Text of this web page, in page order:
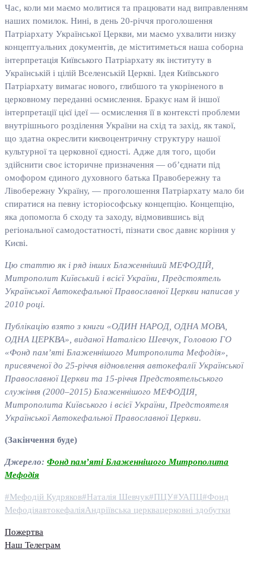
Час, коли ми маємо молитися та працювати над виправленням
наших помилок. Нині, в день 20-річчя проголошення
Патріархату Української Церкви, ми маємо ухвалити низку
концептуальних документів, де міститиметься наша соборна
інтерпретація Київського Патріархату як інституту в
Українській і цілій Вселенській Церкві. Ідея Київського
Патріархату вимагає нового, глибшого та укоріненого в
церковному переданні осмислення. Бракує нам й іншої
інтерпретації цієї ідеї — осмислення її в контексті проблеми
внутрішнього розділення України на схід та захід, як такої,
що здатна окреслити києвоцентричну структуру нашої
культурної та церковної єдності. Адже для того, щоби
здійснити своє історичне призначення — об’єднати під
омофором єдиного духовного батька Правобережну та
Лівобережну Україну, — проголошення Патріархату мало би
спиратися на певну історіософську концепцію. Концепцію,
яка допомогла б сходу та заходу, відмовившись від
регіональної самодостатності, пізнати своє давнє коріння у
Києві.
Цю статтю як і ряд інших Блаженніший МЕФОДІЙ,
Митрополит Київський і всієї України, Предстоятель
Української Автокефальної Православної Церкви написав у
2010 році.
Публікацію взято з книги «ОДИН НАРОД, ОДНА МОВА,
ОДНА ЦЕРКВА», виданої Наталією Шевчук, Головою ГО
«Фонд пам’яті Блаженнішого Митрополита Мефодія»,
присвяченої до 25-річчя відновлення автокефалії Української
Православної Церкви та 15-річчя Предстоятельського
служіння (2000–2015) Блаженнішого МЕФОДІЯ,
Митрополита Київського і всієї України, Предстоятеля
Української Автокефальної Православної Церкви.
(Закінчення буде)
Джерело: Фонд пам’яті Блаженнішого Митрополита
Мефодія
#Мефодій Кудряков#Наталія Шевчук#ПЦУ#УАПЦ#Фонд
МефодіяавтокефаліяАндріївська церквацерковні здобутки
Пожертва
Наш Телеграм